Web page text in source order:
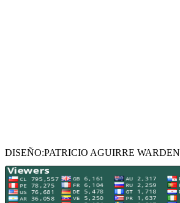
DISEÑO:PATRICIO AGUIRRE WARDEN